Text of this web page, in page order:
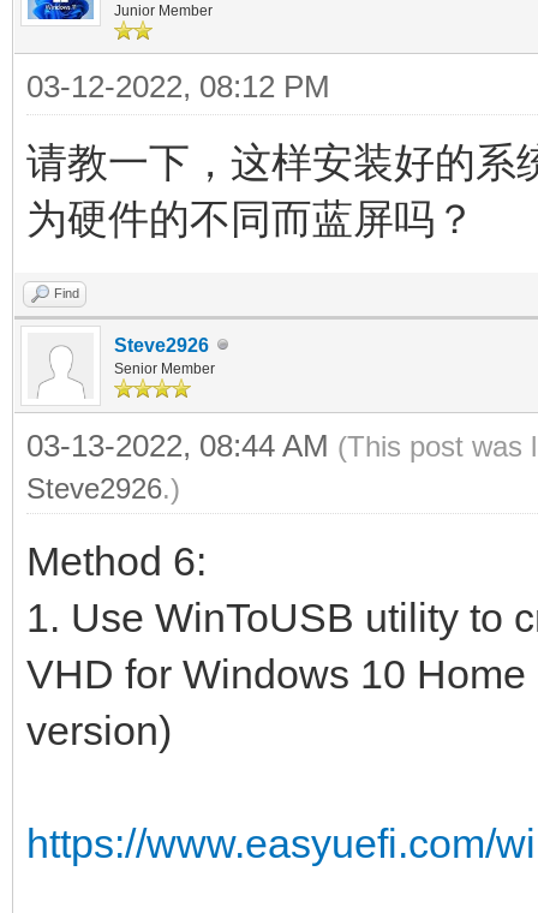
Junior Member
03-12-2022, 08:12 PM
请教一下，这样安装好的系
为硬件的不同而蓝屏吗？
Find
Steve2926
Senior Member
03-13-2022, 08:44 AM (This post was
Steve2926.)
Method 6:
1. Use WinToUSB utility to
VHD for Windows 10
version)
https://www.easyuefi.com/